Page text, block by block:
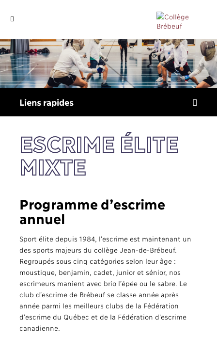
ESCRIME ÉLITE
MIXTE
Liens rapides
Programme d’escrime
annuel
Sport élite depuis 1984, l’escrime est maintenant un
des sports majeurs du collège Jean-de-Brébeuf.
Regroupés sous cinq catégories selon leur âge :
moustique, benjamin, cadet, junior et sénior, nos
escrimeurs manient avec brio l’épée ou le sabre. Le
club d’escrime de Brébeuf se classe année après
année parmi les meilleurs clubs de la Fédération
d’escrime du Québec et de la Fédération d’escrime
canadienne.